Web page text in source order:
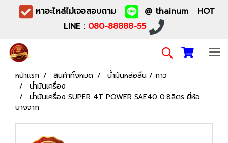
หาอะไหล่ไม่เจอสอบถาม
@ thainum HOT
LINE : 080-88888-55
หน้าแรก สินค้าทั้งหมด
น้ำมันหล่อลื่น / กาว
น้ำมันเครื่อง
น้ำมันเครื่อง SUPER 4T POWER SAE40 0.8ลิตร ยี่ห้อ
บางจาก